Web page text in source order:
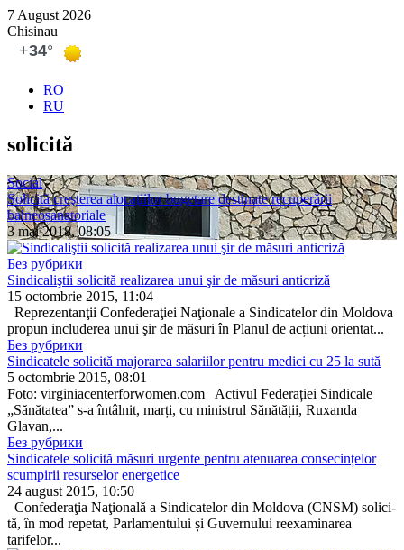
7 August 2026
Chisinau
RO
RU
solicită
Social
Solicită creşterea alocaţiilor bugetare destinate recuperării
balneosanatoriale
3 mai 2018, 08:05
Без рубрики
Sindicaliştii solicită realizarea unui şir de măsuri anticriză
15 octombrie 2015, 11:04
Reprezentanţii Confedera­ţiei Naţionale a Sindicatelor din Moldova
propun inclu­derea unui şir de măsuri în Planul de acțiuni orientat...
Без рубрики
Sindicatele solicită majorarea salariilor pentru medici cu 25 la sută
5 octombrie 2015, 08:01
Foto: virginiacenterforwomen.com Activul Federației Sindi­cale
„Sănătatea” s-a întâlnit, marți, cu ministrul Sănătății, Ruxanda
Glavan,...
Без рубрики
Sindicatele solicită măsuri urgente pentru atenuarea consecințelor
scumpirii resurselor energetice
24 august 2015, 10:50
Confederaţia Naţională a Sindi­catelor din Moldova (CNSM) solici­
tă, în mod repetat, Parlamentului și Guvernului reexaminarea
tarifelor...